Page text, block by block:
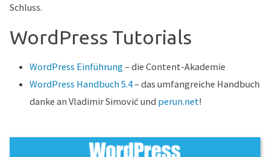
Schluss.
WordPress Tutorials
WordPress Einführung – die Content-Akademie
WordPress Handbuch 5.4– das umfangreiche Handbuch
danke an Vladimir Simović und perun.net!